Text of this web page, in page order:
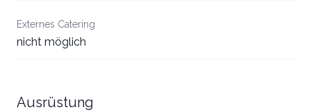
Externes Catering
nicht möglich
Ausrüstung